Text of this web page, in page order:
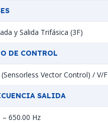
y Salida Trifásica (3F)
DE CONTROL
(Sensorless Vector Control) / V/F
SALIDA
– 650.00 Hz